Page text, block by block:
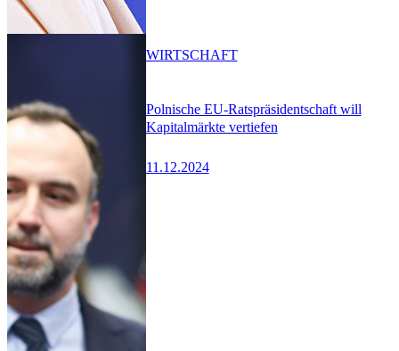
Polnische EU-Ratspräsidentschaft will
Kapitalmärkte vertiefen
11.12.2024
WIRTSCHAFT